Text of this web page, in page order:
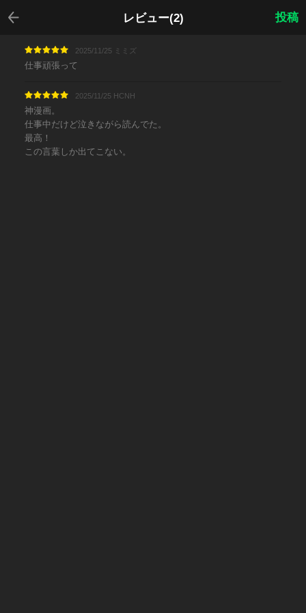
レビュー(2)
戻る
投稿
2025/11/25 ミミズ
仕事頑張って
2025/11/25 HCNH
神漫画。
仕事中だけど泣きながら読んでた。
最高！
この言葉しか出てこない。